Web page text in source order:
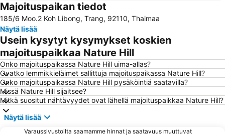
Majoituspaikan tiedot
185/6 Moo.2 Koh Libong, Trang, 92110, Thaimaa
Näytä lisää
Usein kysytyt kysymykset koskien
majoituspaikkaa Nature Hill
Onko majoituspaikassa Nature Hill uima-allas?
Ovatko lemmikkieläimet sallittuja majoituspaikassa Nature Hill?
Onko majoituspaikassa Nature Hill pysäköintiä saatavilla?
Missä Nature Hill sijaitsee?
Mitkä suositut nähtävyydet ovat lähellä majoituspaikkaa Nature Hill?
Näytä lisää
Varaussivustoilta saamamme hinnat ja saatavuus muuttuvat